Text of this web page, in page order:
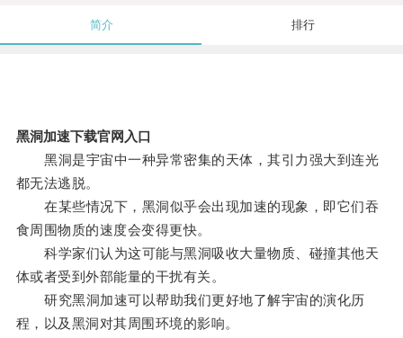
简介 排行
黑洞加速下载官网入口
黑洞是宇宙中一种异常密集的天体，其引力强大到连光
都无法逃脱。
在某些情况下，黑洞似乎会出现加速的现象，即它们吞
食周围物质的速度会变得更快。
科学家们认为这可能与黑洞吸收大量物质、碰撞其他天
体或者受到外部能量的干扰有关。
研究黑洞加速可以帮助我们更好地了解宇宙的演化历
程，以及黑洞对其周围环境的影响。